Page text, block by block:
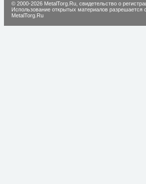
© 2000-2026 MetalTorg.Ru, cвидетельство о
Использование открытых материалов разрешается
MetalTorg.Ru